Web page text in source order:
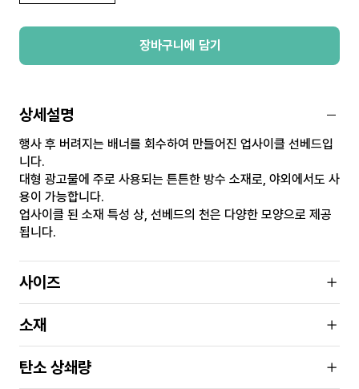
장바구니에 담기
상세설명
행사 후 버려지는 배너를 회수하여 만들어진 업사이클 선베드입
니다.
대형 광고물에 주로 사용되는 튼튼한 방수 소재로, 야외에서도 사
용이 가능합니다.
업사이클 된 소재 특성 상, 선베드의 천은 다양한 모양으로 제공
됩니다.
사이즈
소재
탄소 상쇄량